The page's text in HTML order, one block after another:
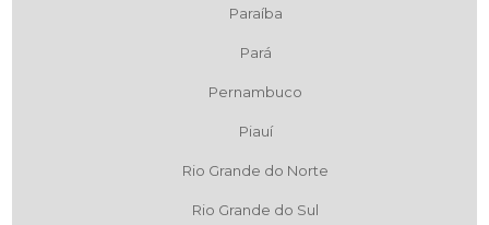
Paraíba
Pará
Pernambuco
Piauí
Rio Grande do Norte
Rio Grande do Sul